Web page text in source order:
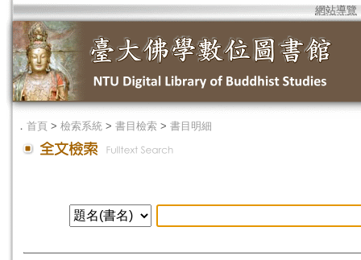
網站導覽
． 首頁 > 檢索系統 > 書目檢索 > 書目明細